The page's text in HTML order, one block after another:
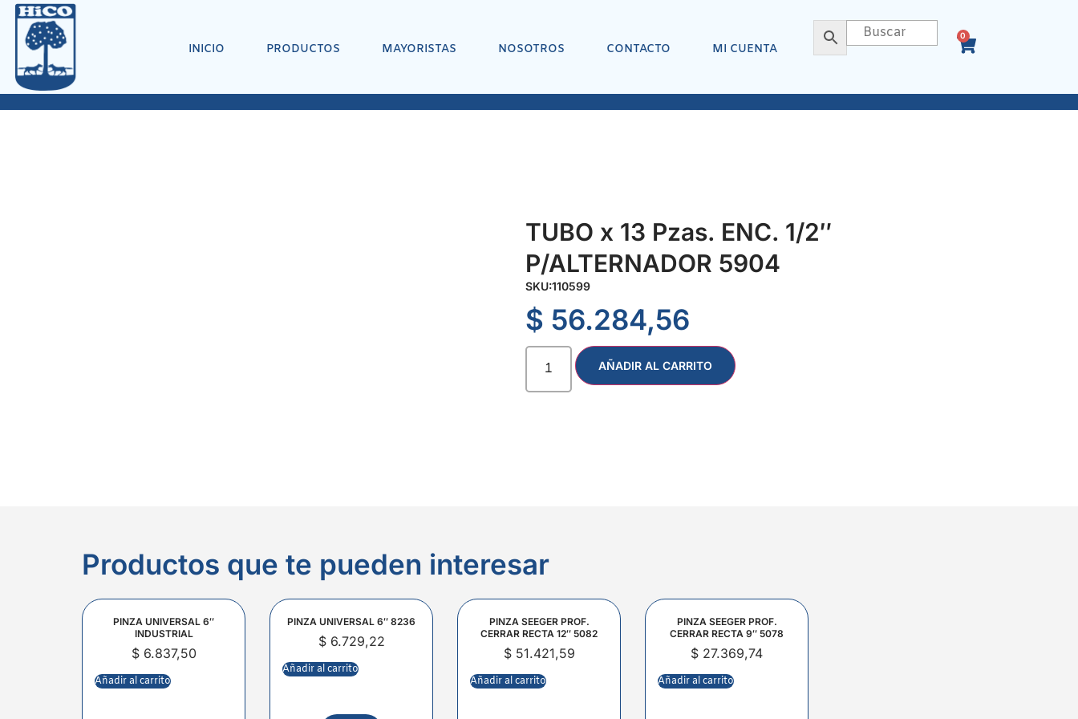
INICIO PRODUCTOS MAYORISTAS NOSOTROS CONTACTO MI CUENTA
0
TUBO x 13 Pzas. ENC. 1/2″
P/ALTERNADOR 5904
SKU:110599
$ 56.284,56
AÑADIR AL CARRITO
Productos que te pueden interesar
PINZA UNIVERSAL 6″
INDUSTRIAL
$6.837,50
Añadir al carrito
PINZA UNIVERSAL 6″ 8236
$6.729,22
Añadir al carrito
PINZA SEEGER PROF.
CERRAR RECTA 12″ 5082
$51.421,59
Añadir al carrito
PINZA SEEGER PROF.
CERRAR RECTA 9″ 5078
$ 27.369,74
Añadir al carrito